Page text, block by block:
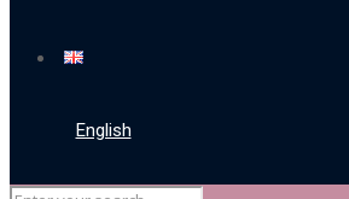
English